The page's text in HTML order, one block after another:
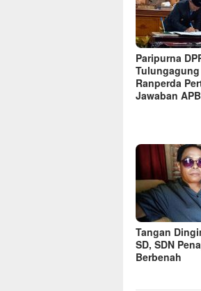
Paripurna
Ranperda
Jawaban
Tangan
SD, SDN
Berbenah